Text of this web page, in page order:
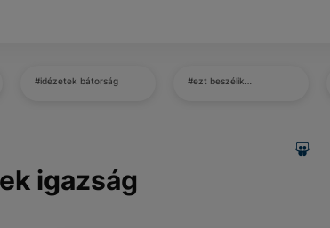
#idézetek bátorság #ezt beszélik…
igazság